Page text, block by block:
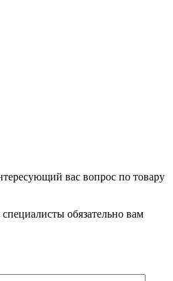
вас вопрос по товару
обязательно вам